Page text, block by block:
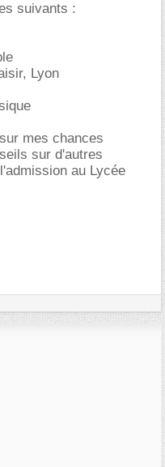
suivants :
Lyon
mes chances
sur d'autres
au Lycée